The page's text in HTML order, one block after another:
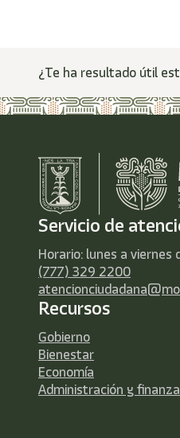
¿Te ha resultado útil
Servicio de
Horario: lunes a viernes
(777) 329 2200
Recursos
Gobierno
Bienestar
Economía
Administración y